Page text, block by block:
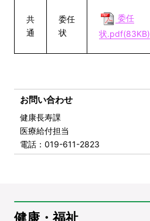
共
通
委任
状
委任
状.pdf(83KB)
お問い合わせ
健康長寿課
医療給付担当
電話 ：019-611-2823
健康・福祉